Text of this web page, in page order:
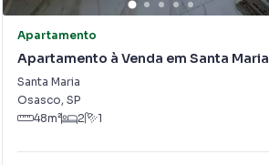
Apartamento
Apartamento à Venda em Santa Maria
Santa Maria
Osasco, SP
48m² 2 1